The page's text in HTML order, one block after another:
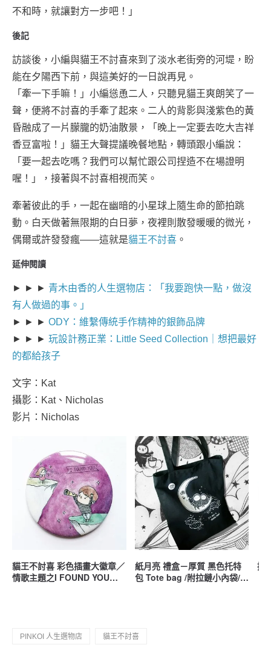
不和時，就讓對方一步吧！」
後記
訪談後，小編與貓王不討喜來到了淡水老街旁的河堤，盼
能在夕陽西下前，與這美好的一日說再見。
「牽一下手嘛！」小編慫恿二人，只聽見貓王爽朗笑了一
聲，便將不討喜的手牽了起來。二人的背影與淺紫色的黃
昏融成了一片朦朧的奶油散景，「晚上一定要去吃大吉祥
香豆富啦！」貓王大聲提議晚餐地點，轉頭跟小編說：
「要一起去吃嗎？我們可以幫忙跟公司捏造不在場證明
喔！」，接著與不討喜相視而笑。
牽著彼此的手，一起在幽暗的小星球上隨生命的節拍跳
動。白天做著無限期的白日夢，夜裡則散發暖暖的微光，
偶爾或許發發瘋——這就是貓王不討喜 。
延伸閱讀
► ► ► 青木由香的人生選物店：「我要跑快一點，做沒
有人做過的事。」
► ► ► ODY：維繫傳統手作精神的銀飾品牌
► ► ► 玩設計務正業：Little Seed Collection｜想把最好
的都給孩子
文字：Kat
攝影：Kat、Nicholas
影片：Nicholas
貓王不討喜 彩色插畫大徽章／
情歌主題之I FOUND YOU／
紙月亮 禮盒－厚質 黑色托特
包 Tote bag /附拉鏈小內袋/不
披
PINKOI 人生選物店 貓王不討喜